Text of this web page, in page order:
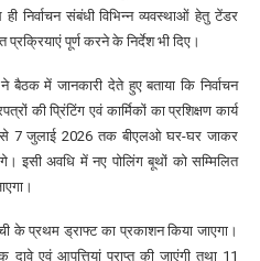
निर्वाचन संबंधी विभिन्न व्यवस्थाओं हेतु टेंडर
पूर्ण करने के निर्देश भी दिए।
बैठक में जानकारी देते हुए बताया कि निर्वाचन
की प्रिंटिंग एवं कार्मिकों का प्रशिक्षण कार्य
से 7 जुलाई 2026 तक बीएलओ घर-घर जाकर
इसी अवधि में नए पोलिंग बूथों को सम्मिलित
के प्रथम ड्राफ्ट का प्रकाशन किया जाएगा।
एवं आपत्तियां प्राप्त की जाएंगी तथा 11